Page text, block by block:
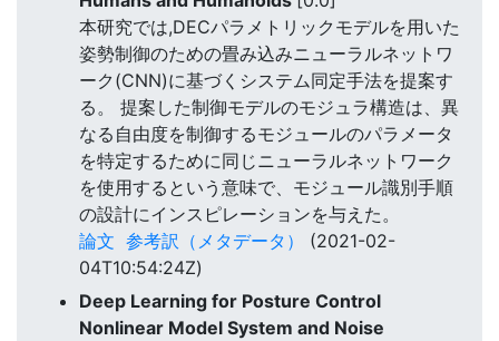
本研究では,DECパラメトリックモデルを用いた
姿勢制御のための畳み込みニューラルネットワ
ーク(CNN)に基づくシステム同定手法を提案す
る。 提案した制御モデルのモジュラ構造は、異
なる自由度を制御するモジュールのパラメータ
を特定するために同じニューラルネットワーク
を使用するという意味で、モジュール識別手順
の設計にインスピレーションを与えた。
論文 参考訳（メタデータ）
(2021-02-
04T10:54:24Z)
Deep Learning for Posture Control
Nonlinear Model System and Noise